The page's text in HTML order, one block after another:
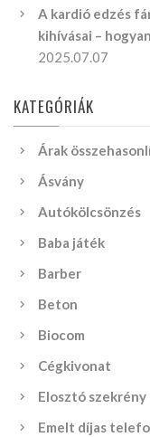
A kardió edzés
kihívásai –
2025.07.07
KATEGÓRIÁK
Árak
Ásvány
Autókölcsönzés
Baba játék
Barber
Beton
Biocom
Cégkivonat
Elosztó szekrény
Emelt díjas